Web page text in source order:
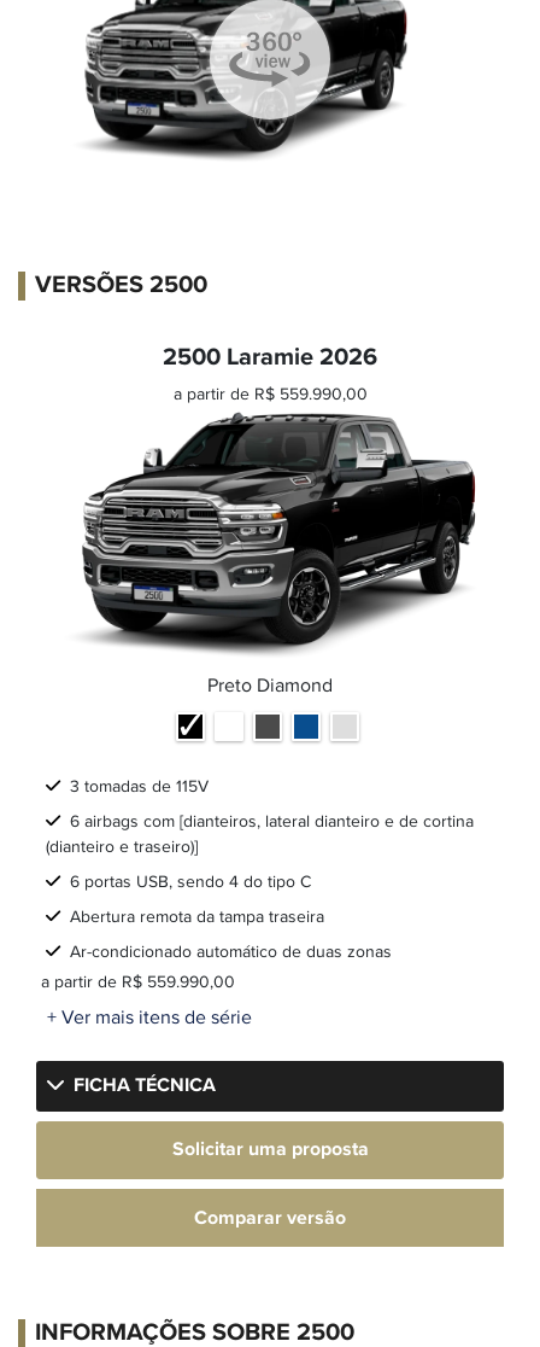
VERSÕES 2500
2500 Laramie 2026
a partir de R$ 559.990,00
Preto Diamond
3 tomadas de 115V
6 airbags com [dianteiros, lateral dianteiro e de cortina
(dianteiro e traseiro)]
6 portas USB, sendo 4 do tipo C
Abertura remota da tampa traseira
Ar-condicionado automático de duas zonas
a partir de R$ 559.990,00
+ Ver mais itens de série
FICHA TÉCNICA
Solicitar uma proposta
Comparar versão
INFORMAÇÕES SOBRE 2500